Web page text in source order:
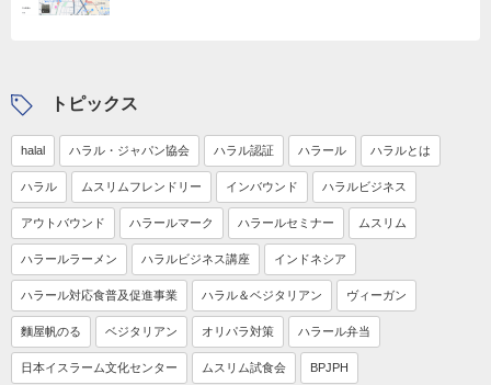
トピックス
halal ハラル・ジャパン協会 ハラル認証 ハラール ハラルとは
ハラル ムスリムフレンドリー インバウンド ハラルビジネス
アウトバウンド ハラールマーク ハラールセミナー ムスリム
ハラールラーメン ハラルビジネス講座 インドネシア
ハラール対応食普及促進事業 ハラル＆ベジタリアン ヴィーガン
麵屋帆のる ベジタリアン オリパラ対策 ハラール弁当
日本イスラーム文化センター ムスリム試食会 BPJPH